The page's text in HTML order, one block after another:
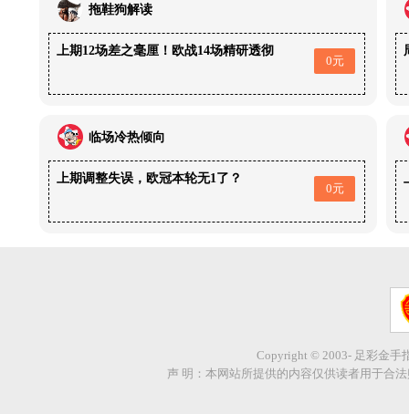
拖鞋狗解读
上期12场差之毫厘！欧战14场精研透彻
0元
临场冷热倾向
上期调整失误，欧冠本轮无1了？
0元
Copyright © 2003- 足彩金手
声 明：本网站所提供的内容仅供读者用于合